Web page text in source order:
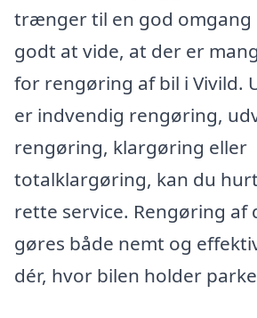
trænger til en god omgang
godt at vide, at der er
for rengøring af bil i Vivild.
er indvendig rengøring,
rengøring, klargøring eller
totalklargøring, kan du
rette service. Rengøring af
gøres både nemt og
dér, hvor bilen holder